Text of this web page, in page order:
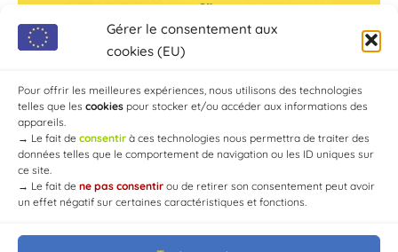
Gérer le consentement aux
cookies (EU)
Pour offrir les meilleures expériences, nous utilisons des technologies
telles que les cookies pour stocker et/ou accéder aux informations des
appareils.
→ Le fait de consentir à ces technologies nous permettra de traiter des
données telles que le comportement de navigation ou les ID uniques sur
ce site.
→ Le fait de ne pas consentir ou de retirer son consentement peut avoir
un effet négatif sur certaines caractéristiques et fonctions.